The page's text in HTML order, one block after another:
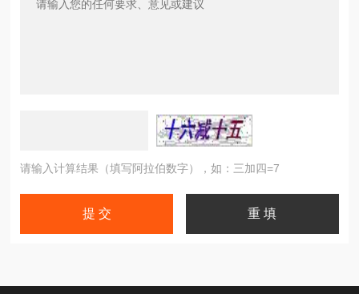
请输入计算结果（填写阿拉伯数字），如：三加四=7